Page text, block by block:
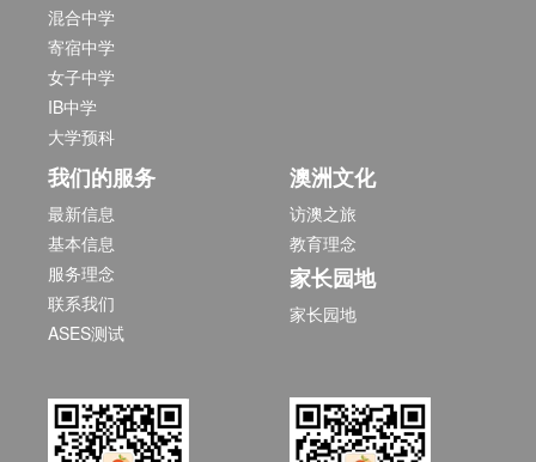
混合中学
寄宿中学
女子中学
IB中学
大学预科
我们的服务
最新信息
基本信息
服务理念
联系我们
ASES测试
澳洲文化
访澳之旅
教育理念
家长园地
家长园地